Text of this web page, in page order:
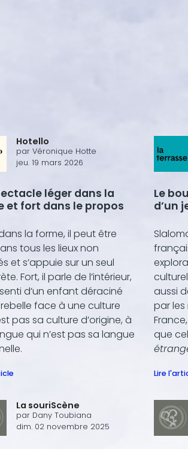
Hotello
par Véronique Hotte
jeu. 19 mars 2026
léger dans la
et fort dans le propos
la forme, il peut être
tous les lieux non
et s’appuie sur un seul
Fort, il parle de l’intérieur,
d’un enfant déraciné
face à une culture
pas sa culture d’origine, à
qui n’est pas sa langue
Le
d’un
aussi
par
que
Lire
La souriScène
par Dany Toubiana
dim. 02 novembre 2025